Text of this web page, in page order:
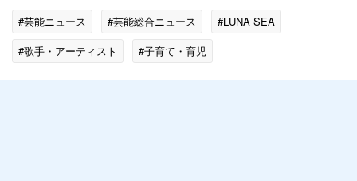
#芸能ニュース #芸能総合ニュース
#LUNA SEA
#歌手・アーティスト
#子育て・育児